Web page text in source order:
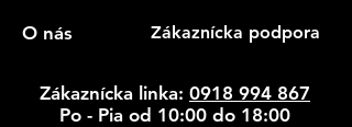
O nás Zákaznícka podpora
Zákaznícka linka: 0918 994 867
Po - Pia od 10:00 do 18:00